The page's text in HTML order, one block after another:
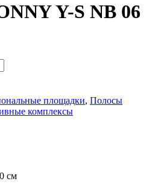
Y-S NB 06
площадки, Полосы
комплексы
см